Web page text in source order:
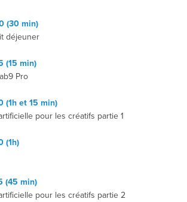
(30 min)
déjeuner
(15 min)
Pro
(1h et 15 min)
pour les créatifs partie 1
(1h)
(45 min)
pour les créatifs partie 2